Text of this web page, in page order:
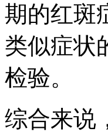
期的红斑
类似症状
检验。
综合来说